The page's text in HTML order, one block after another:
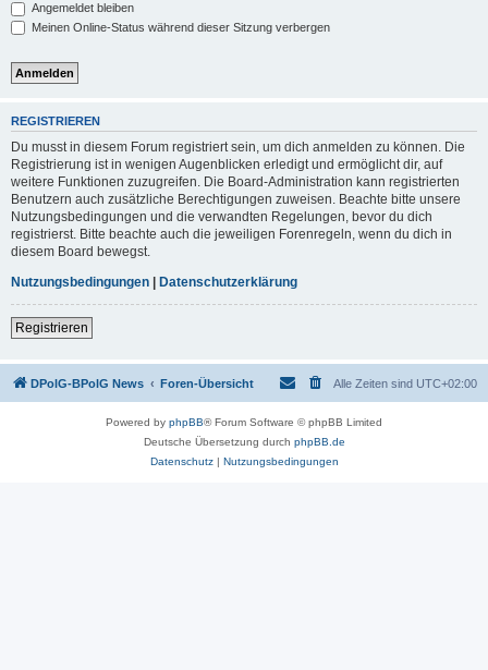
Angemeldet bleiben
Meinen Online-Status während dieser Sitzung verbergen
REGISTRIEREN
Du musst in diesem Forum registriert sein, um dich anmelden zu können. Die
Registrierung ist in wenigen Augenblicken erledigt und ermöglicht dir, auf
weitere Funktionen zuzugreifen. Die Board-Administration kann registrierten
Benutzern auch zusätzliche Berechtigungen zuweisen. Beachte bitte unsere
Nutzungsbedingungen und die verwandten Regelungen, bevor du dich
registrierst. Bitte beachte auch die jeweiligen Forenregeln, wenn du dich in
diesem Board bewegst.
Nutzungsbedingungen | Datenschutzerklärung
Registrieren
DPolG-BPolG News Foren-Übersicht Alle Zeiten sind UTC+02:00
Powered by phpBB® Forum Software © phpBB Limited
Deutsche Übersetzung durch phpBB.de
Datenschutz| Nutzungsbedingungen